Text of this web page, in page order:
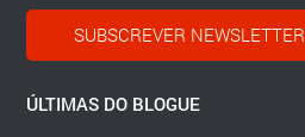
SUBSCREVER NEWSLETTER
ÚLTIMAS DO BLOGUE